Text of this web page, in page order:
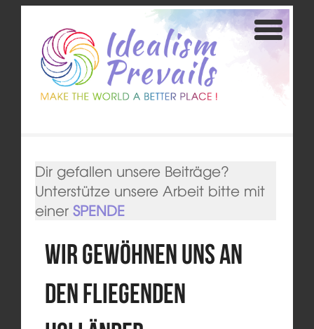
Dir gefallen unsere Beiträge?
Unterstütze unsere Arbeit bitte mit
einer SPENDE
Wir gewöhnen uns an
den Fliegenden